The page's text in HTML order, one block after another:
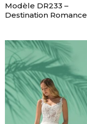
Modèle DR233 –
Destination Romance